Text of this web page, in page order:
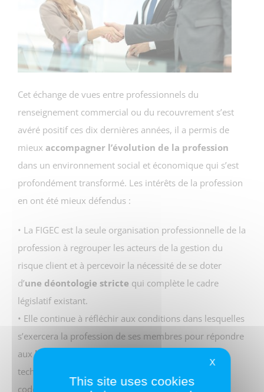
Cet échange de vues entre professionnels du
renseignement commercial ou du recouvrement s’est
avéré positif ces dix dernières années, il a permis de
mieux accompagner l’évolution de la profession
dans un environnement social et économique qui s’est
profondément transformé. Les intérêts de la profession
en ont été mieux défendus :
• La FIGEC est la seule organisation professionnelle de la
profession à regrouper les acteurs de la gestion du
risque client et à percevoir la nécessité de se doter
d’une déontologie stricte qui complète le cadre
législatif existant.
• Elle continue à réfléchir aux conditions dans lesquelles
s’exercera la profession de ses membres pour répondre
auxbesoins d’efficacité
technologies),
codes de conduite) exprimés par leur client.
X
This site uses cookies